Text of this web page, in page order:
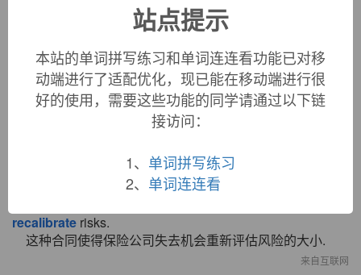
双语例句
1. We didn't even upgrade the equipment or
我们甚至没有升级设备或是校准控制器.
recalibrate risks.
这种合同使得保险公司失去机会重新评估风险的大小.
来自互联网
站点提示
本站的单词拼写练习和单词连连看功能已对移
动端进行了适配优化，现已能在移动端进行很
好的使用，需要这些功能的同学请通过以下链
接访问：
1、 单词拼写练习
2、 单词连连看